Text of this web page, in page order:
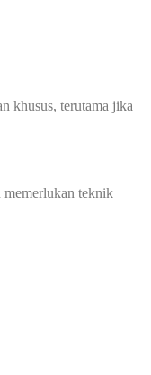
khusus, terutama jika
memerlukan teknik